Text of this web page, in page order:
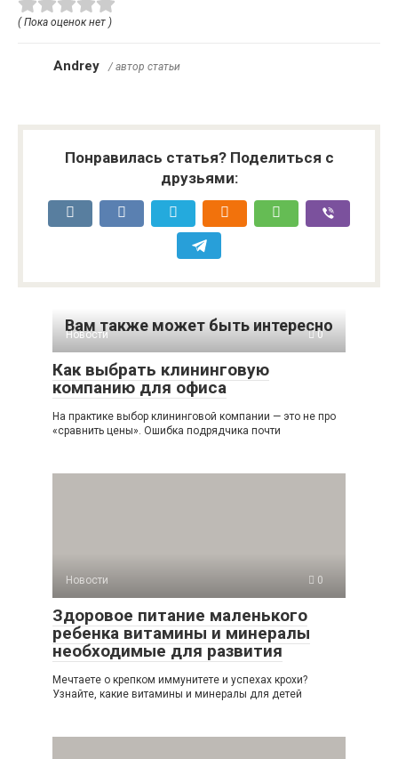
( Пока оценок нет )
Andrey / автор статьи
Понравилась статья? Поделиться с
друзьями:
Вам также может быть интересно
Новости 0
Как выбрать клининговую
компанию для офиса
На практике выбор клининговой компании — это не про
«сравнить цены». Ошибка подрядчика почти
Новости 0
Здоровое питание маленького
ребенка витамины и минералы
необходимые для развития
Мечтаете о крепком иммунитете и успехах крохи?
Узнайте, какие витамины и минералы для детей